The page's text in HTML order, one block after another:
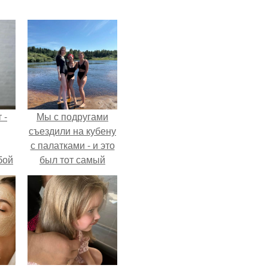
-
Мы с подругами
съездили на кубену
с палатками - и это
был тот самый
отдых, после
которого долго
смеёшься,
вспоминая каждую
мелочь!